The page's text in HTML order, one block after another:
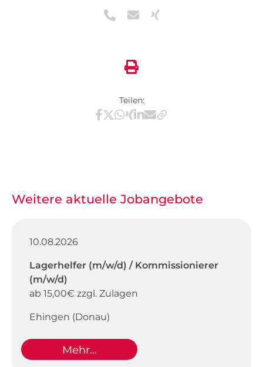
Teilen:
Teilen via Facebook
Teilen via X / Twitter
Teilen via WhatsApp
Teilen via Xing
Teilen via LinkedIn
Teilen via E-Mail
Weitere aktuelle Jobangebote
10.08.2026
Lagerhelfer (m/w/d) / Kommissionierer
(m/w/d)
ab 15,00€ zzgl. Zulagen
Ehingen (Donau)
Mehr...